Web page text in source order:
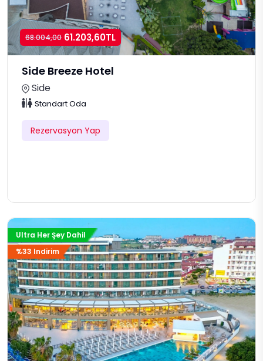
68.004,00 61.203,60TL
Side Breeze Hotel
Side
Standart Oda
Rezervasyon Yap
Ultra Her Şey Dahil
%33 Indirim